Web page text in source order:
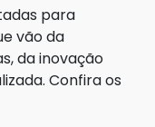
para
vão da
da inovação
Confira os